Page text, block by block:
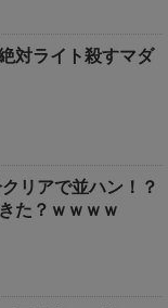
対ライト殺すマダ
リアで並ハン！？
た？ｗｗｗｗ